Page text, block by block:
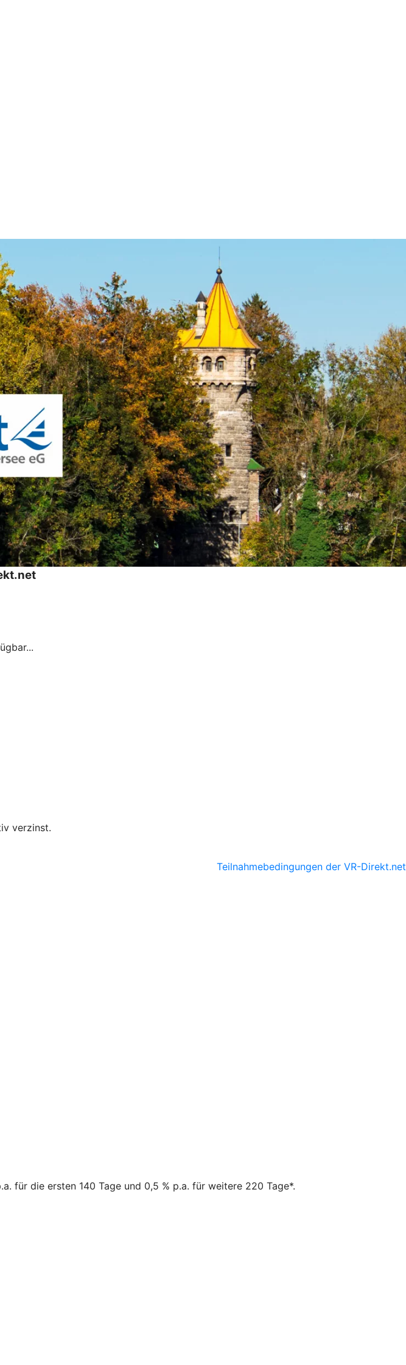
verzinst.
Teilnahmebedingungen der VR-Direkt.net
für die ersten 140 Tage und 0,5 % p.a. für weitere 220 Tage*.